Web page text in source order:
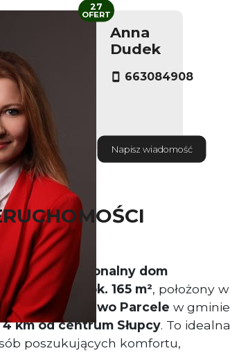
Anna
Dudek
663084908
Napisz wiadomość
27
OFERT
i funkcjonalny dom
powierzchni ok. 165 m², położony w
Młodojewo Parcele w gminie
4 km od centrum Słupcy. To idealna
poszukujących komfortu,